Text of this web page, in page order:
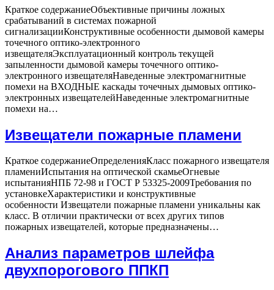
Краткое содержаниеОбъективные причины ложных
срабатываний в системах пожарной
сигнализацииКонструктивные особенности дымовой камеры
точечного оптико-электронного
извещателяЭксплуатационный контроль текущей
запыленности дымовой камеры точечного оптико-
электронного извещателяНаведенные электромагнитные
помехи на ВХОДНЫЕ каскады точечных дымовых оптико-
электронных извещателейНаведенные электромагнитные
помехи на…
в
системах
сигнализаци
(часть
1)
Извещатели пожарные пламени
Краткое содержаниеОпределенияКласс пожарного извещателя
пламениИспытания на оптической скамьеОгневые
испытанияНПБ 72-98 и ГОСТ Р 53325-2009Требования по
установкеХарактеристики и конструктивные
особенности Извещатели пожарные пламени уникальны как
класс. В отличии практически от всех других типов
пожарных извещателей, которые предназначены…
Анализ параметров шлейфа
двухпорогового ППКП